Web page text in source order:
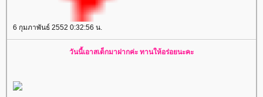
6 กุมภาพันธ์ 2552 0:32:56 น.
วันนี้เอาสเต็กมาฝากค่ะ ทานให้อร่อยนะคะ